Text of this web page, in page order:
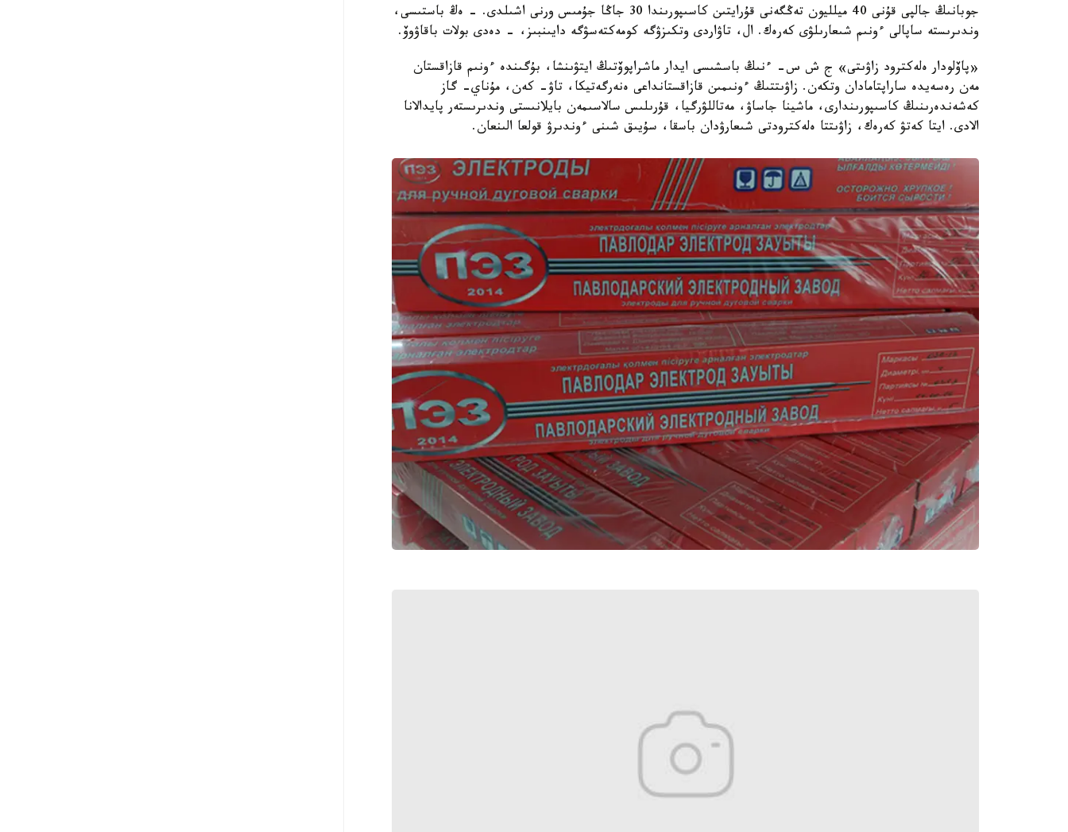
جوبانىڭ جالپى قۇنى 40 ميلليون تەڭگەنى قۇرايتىن كاسىپورىندا 30 جاڭا جۇمىس ورنى اشىلدى. - ەڭ باستىسى،
وندىرىستە ساپالى ءونىم شىعارىلۋى كەرەك. ال، تاۋاردى وتكىزۋگە كومەكتەسۋگە دايىنبىز، - دەدى بولات باقاۋوۆ.
«پاۆلودار ەلەكترود زاۋىتى» ج ش س- ءنىڭ باسشىسى ايدار ماشراپوۆتىڭ ايتۋىنشا، بۇگىندە ءونىم قازاقستان
مەن رەسەيدە ساراپتامادان وتكەن. زاۋىتتىڭ ءونىمىن قازاقستانداعى ەنەرگەتيكا، تاۋ- كەن، مۇناي- گاز
كەشەندەرىنىڭ كاسىپورىندارى، ماشينا جاساۋ، مەتاللۋرگيا، قۇرىلىس سالاسىمەن بايلانىستى وندىرىستەر پايدالانا
الادى. ايتا كەتۋ كەرەك، زاۋىتتا ەلەكترودتى شىعارۋدان باسقا، سۇيىق شىنى ءوندىرۋ قولعا الىنعان.